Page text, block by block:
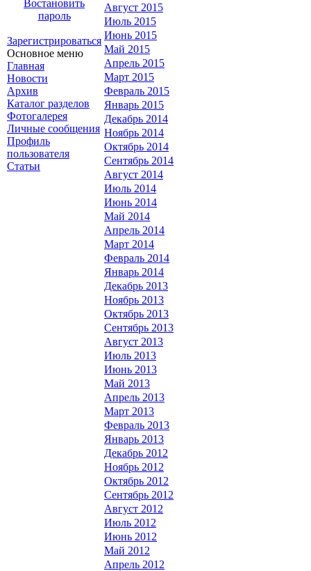
Востановить
пароль
Зарегистрироваться
Основное меню
Главная
Новости
Архив
Каталог разделов
Фотогалерея
Личные сообщения
Профиль
пользователя
Статьи
Август 2015
Июль 2015
Июнь 2015
Май 2015
Апрель 2015
Март 2015
Февраль 2015
Январь 2015
Декабрь 2014
Ноябрь 2014
Октябрь 2014
Сентябрь 2014
Август 2014
Июль 2014
Июнь 2014
Май 2014
Апрель 2014
Март 2014
Февраль 2014
Январь 2014
Декабрь 2013
Ноябрь 2013
Октябрь 2013
Сентябрь 2013
Август 2013
Июль 2013
Июнь 2013
Май 2013
Апрель 2013
Март 2013
Февраль 2013
Январь 2013
Декабрь 2012
Ноябрь 2012
Октябрь 2012
Сентябрь 2012
Август 2012
Июль 2012
Июнь 2012
Май 2012
Апрель 2012